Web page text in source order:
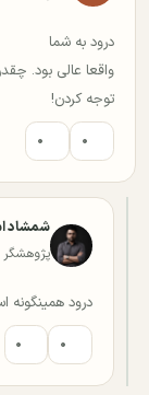
درود به شما
واقعا عالی بود.
توجه کردن!
۰ ۰
شمشاد
پژوهشگر تاریخ
درود همینگونه
۰ ۰